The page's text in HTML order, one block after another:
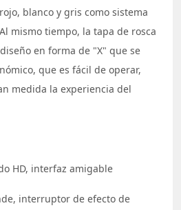
blanco y gris como sistema
mismo tiempo, la tapa de rosca
en forma de "X" que se
que es fácil de operar,
medida la experiencia del
HD, interfaz amigable
interruptor de efecto de